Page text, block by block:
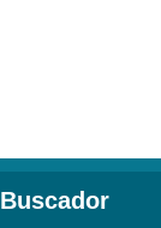
Buscador